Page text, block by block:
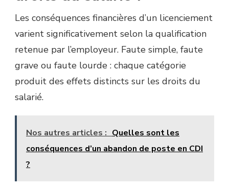
Les conséquences financières d’un licenciement
varient significativement selon la qualification
retenue par l’employeur. Faute simple, faute
grave ou faute lourde : chaque catégorie
produit des effets distincts sur les droits du
salarié.
Nos autres articles : Quelles sont les
conséquences d’un abandon de poste en CDI
?